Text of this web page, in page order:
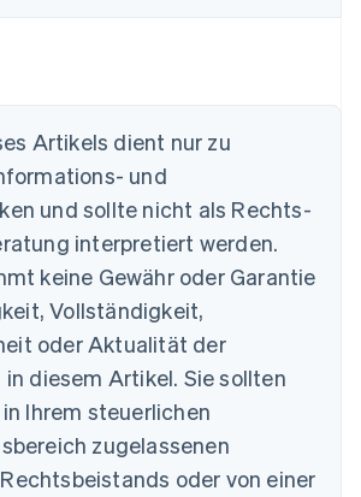
Artikels dient nur zu
und
und sollte nicht als Rechts-
interpretiert werden.
keine Gewähr oder Garantie
Vollständigkeit,
oder Aktualität der
diesem Artikel. Sie sollten
Ihrem steuerlichen
zugelassenen
oder von einer
DeutschEnglish